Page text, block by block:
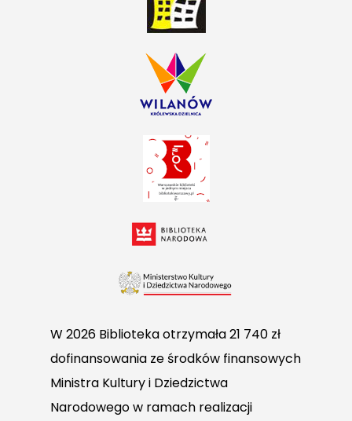
W 2026 Biblioteka otrzymała 21 740 zł
dofinansowania ze środków finansowych
Ministra Kultury i Dziedzictwa
Narodowego w ramach realizacji